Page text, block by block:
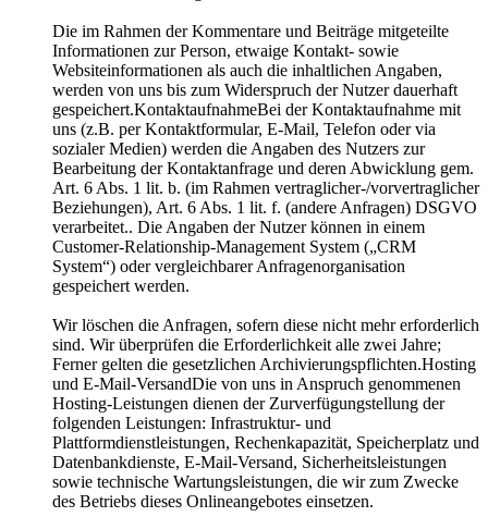
Die im Rahmen der Kommentare und Beiträge mitgeteilte
Informationen zur Person, etwaige Kontakt- sowie
Websiteinformationen als auch die inhaltlichen Angaben,
werden von uns bis zum Widerspruch der Nutzer dauerhaft
gespeichert.KontaktaufnahmeBei der Kontaktaufnahme mit
uns (z.B. per Kontaktformular, E-Mail, Telefon oder via
sozialer Medien) werden die Angaben des Nutzers zur
Bearbeitung der Kontaktanfrage und deren Abwicklung gem.
Art. 6 Abs. 1 lit. b. (im Rahmen vertraglicher-/vorvertraglicher
Beziehungen), Art. 6 Abs. 1 lit. f. (andere Anfragen) DSGVO
verarbeitet.. Die Angaben der Nutzer können in einem
Customer-Relationship-Management System („CRM
System“) oder vergleichbarer Anfragenorganisation
gespeichert werden.
Wir löschen die Anfragen, sofern diese nicht mehr erforderlich
sind. Wir überprüfen die Erforderlichkeit alle zwei Jahre;
Ferner gelten die gesetzlichen Archivierungspflichten.Hosting
und E-Mail-VersandDie von uns in Anspruch genommenen
Hosting-Leistungen dienen der Zurverfügungstellung der
folgenden Leistungen: Infrastruktur- und
Plattformdienstleistungen, Rechenkapazität, Speicherplatz und
Datenbankdienste, E-Mail-Versand, Sicherheitsleistungen
sowie technische Wartungsleistungen, die wir zum Zwecke
des Betriebs dieses Onlineangebotes einsetzen.